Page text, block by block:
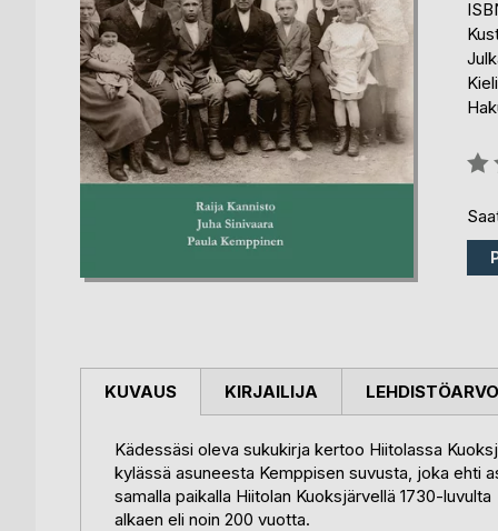
KUVAUS
Kädessäsi oleva sukukirja kertoo Hiitolassa
kylässä asuneesta Kemppisen suvusta, joka ehti
samalla paikalla Hiitolan Kuoksjärvellä 1730-luvulta
alkaen eli noin 200 vuotta.
KIRJAILIJA